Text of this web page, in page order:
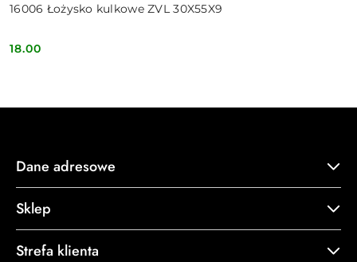
16006 Łożysko kulkowe ZVL 30X55X9
Cena:
18.00
Dane adresowe
Sklep
Strefa klienta